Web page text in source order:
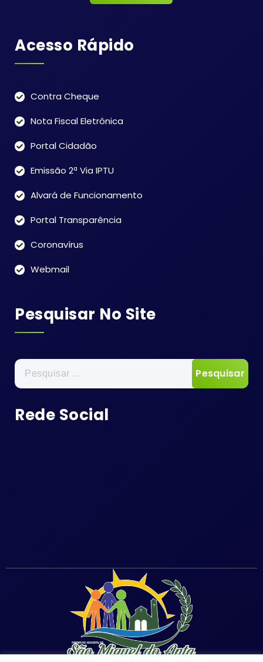
Acesso Rápido
Contra Cheque
Nota Fiscal Eletrônica
Portal Cidadão
Emissão 2ª Via IPTU
Alvará de Funcionamento
Portal Transparência
Coronavírus
Webmail
Pesquisar No Site
Pesquisar
por:
Rede Social